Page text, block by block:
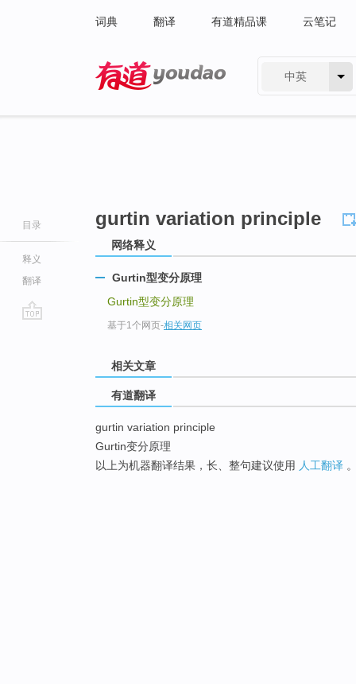
词典 翻译 有道精品课 云笔记
中英
目录
释义
翻译
gurtin variation principle
网络释义
Gurtin型变分原理
Gurtin型变分原理
基于1个网页-相关网页
相关文章
有道翻译
gurtin variation principle
Gurtin变分原理
以上为机器翻译结果，长、整句建议使用 人工翻译